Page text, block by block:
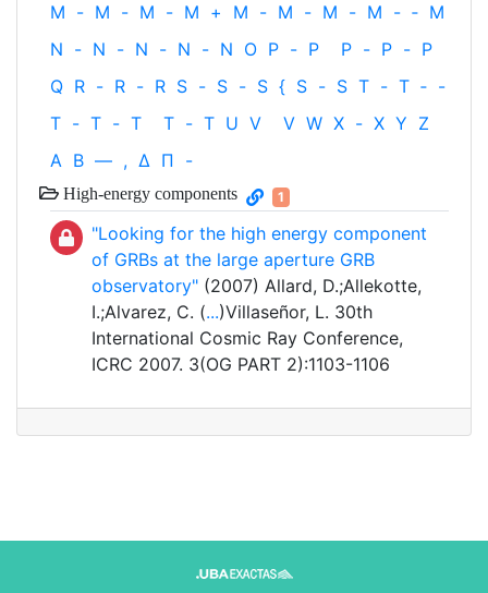
M - M - M - M + M - M - M - M - ‐ M
N - N - N - N - N O P - P P - P - P
Q R - R - R S - S - S { S - S T - T ‐ -
T - T - T T - T U V V W X - X Y Z
Α Β — , Δ Π -
High-energy components 1
"Looking for the high energy component
of GRBs at the large aperture GRB
observatory" (2007) Allard, D.;Allekotte,
I.;Alvarez, C. (...)Villaseñor, L. 30th
International Cosmic Ray Conference,
ICRC 2007. 3(OG PART 2):1103-1106